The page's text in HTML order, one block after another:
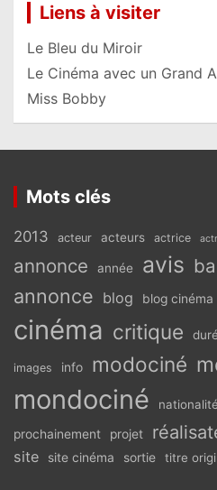
Liens à visiter
Le Bleu du Miroir
Le Cinéma avec un Grand A
Miss Bobby
Mots clés
2013 acteur acteurs actrice
annonce année avis
annonce blog blog cinéma
cinéma critique
images info modociné
mondociné nationalité
prochainement projet
site site cinéma sortie titre